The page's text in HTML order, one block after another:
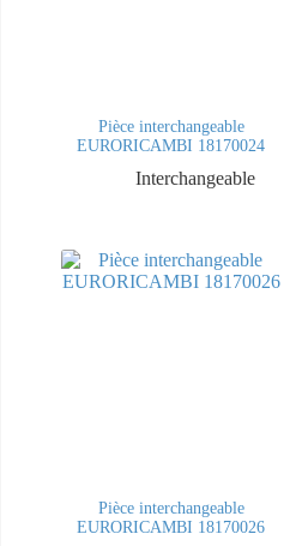
Pièce interchangeable
EURORICAMBI 18170024
Interchangeable
Pièce interchangeable
EURORICAMBI 18170026